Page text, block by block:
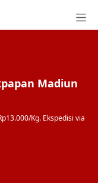
Madiun
Kg. Ekspedisi via